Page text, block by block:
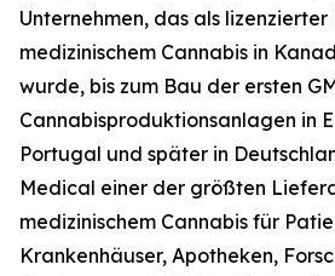
Unternehmen, das als
medizinischem Cannabis in
wurde, bis zum Bau der ersten
Cannabisproduktionsanlagen in
Portugal und später in
Medical einer der größten
medizinischem Cannabis für
Krankenhäuser, Apotheken,